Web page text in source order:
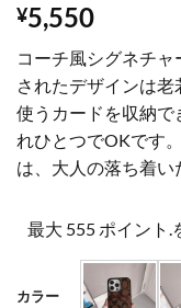
¥5,550
コーチ風シグネチ
されたデザインは老
使うカードを収納で
れひとつでOKです
は、大人の落ち着い
最大 555 ポイント.
カラー